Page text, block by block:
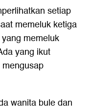
setiap
memeluk ketiga
memeluk
yang ikut
wanita bule dan